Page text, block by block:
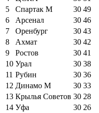
5
Спартак М 30 49
6
Арсенал 30 46
7
Оренбург 30 43
8
Ахмат 30 42
9
Ростов 30 41
10 Урал 30 38
11 Рубин 30 36
12 Динамо М 30 33
13 Крылья Советов 30 28
14 Уфа 30 26